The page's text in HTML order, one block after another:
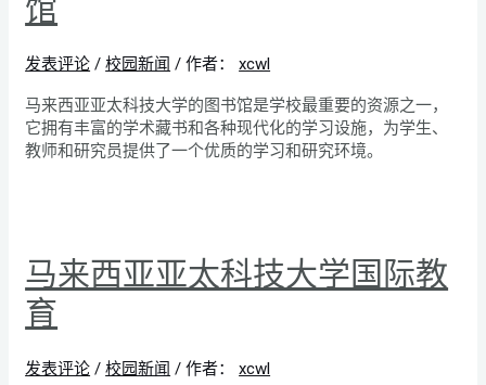
发表评论 /校园新闻 / 作者： xcwl
马来西亚亚太科技大学的图书馆是学校最重要的资源之一，
它拥有丰富的学术藏书和各种现代化的学习设施，为学生、
教师和研究员提供了一个优质的学习和研究环境。
马来西亚亚太科技大学国际教
育
发表评论 /校园新闻 / 作者： xcwl